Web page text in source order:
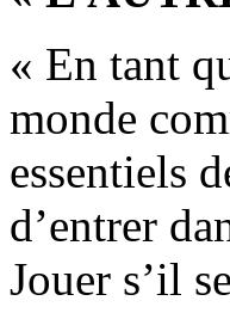
« En tant
monde
essentiels
d’entrer
Jouer s’il